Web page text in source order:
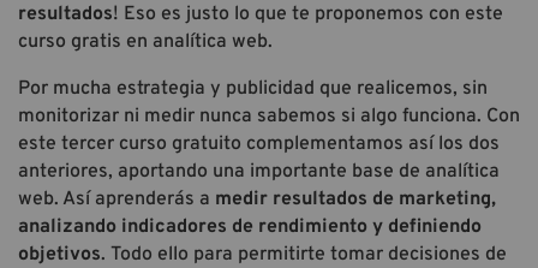
resultados! Eso es justo lo que te proponemos con este
curso gratis en analítica web.
Por mucha estrategia y publicidad que realicemos, sin
monitorizar ni medir nunca sabemos si algo funciona. Con
este tercer curso gratuito complementamos así los dos
anteriores, aportando una importante base de analítica
web. Así aprenderás a medir resultados de marketing,
analizando indicadores de rendimiento y definiendo
objetivos. Todo ello para permitirte tomar decisiones de